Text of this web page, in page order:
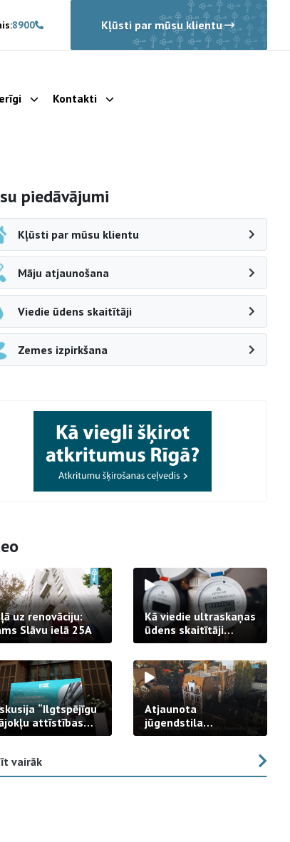
8900 Kļūsti par mūsu klientu
Parādīt apakšizvēlni
Kontakti Parādīt apakšizvēlni
navigācija
piedāvājumi
Kļūsti par mūsu klientu
Māju atjaunošana
Viedie ūdens skaitītāji
Zemes izpirkšana
uz renovāciju:
Slāvu ielā 25A
Kā viedie ultraskaņas
ūdens skaitītāji
strādā praksē
“Ilgtspējīgu
attīstības
Atjaunota
jūgendstila
arhitektūras pērles
vairāk